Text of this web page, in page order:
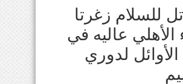
للسلام زغرتا
الأهلي عاليه في
الأوائل لدوري